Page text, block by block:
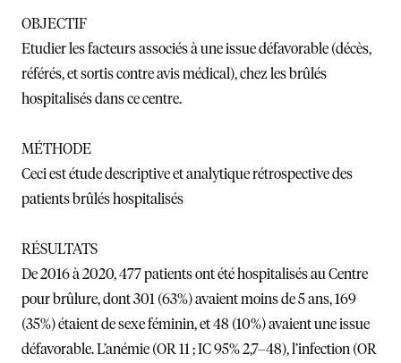
OBJECTIF
Etudier les facteurs associés à une issue défavorable (décès,
référés, et sortis contre avis médical), chez les brûlés
hospitalisés dans ce centre.
MÉTHODE
Ceci est étude descriptive et analytique rétrospective des
patients brûlés hospitalisés
RÉSULTATS
De 2016 à 2020, 477 patients ont été hospitalisés au Centre
pour brûlure, dont 301 (63%) avaient moins de 5 ans, 169
(35%) étaient de sexe féminin, et 48 (10%) avaient une issue
défavorable. L’anémie (OR 11 ; IC 95% 2,7–48), l’infection (OR